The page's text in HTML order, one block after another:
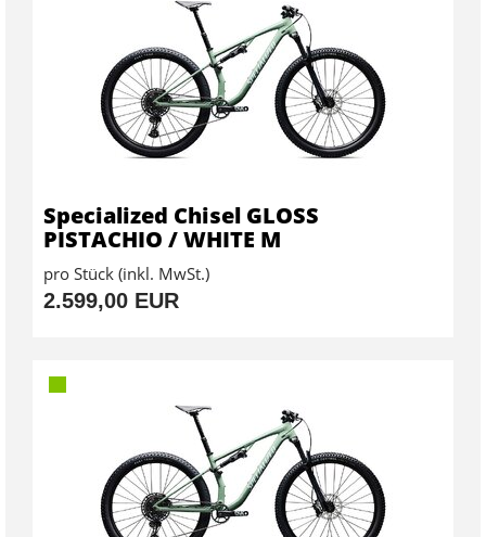
Specialized Chisel GLOSS
PISTACHIO / WHITE M
pro Stück (inkl. MwSt.)
2.599,00 EUR